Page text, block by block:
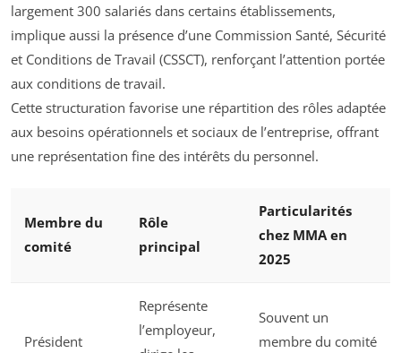
largement 300 salariés dans certains établissements,
implique aussi la présence d’une Commission Santé, Sécurité
et Conditions de Travail (CSSCT), renforçant l’attention portée
aux conditions de travail.
Cette structuration favorise une répartition des rôles adaptée
aux besoins opérationnels et sociaux de l’entreprise, offrant
une représentation fine des intérêts du personnel.
Membre du
comité
Rôle
principal
Particularités
chez MMA en
2025
Président
Représente
l’employeur,
Souvent un
membre du comité